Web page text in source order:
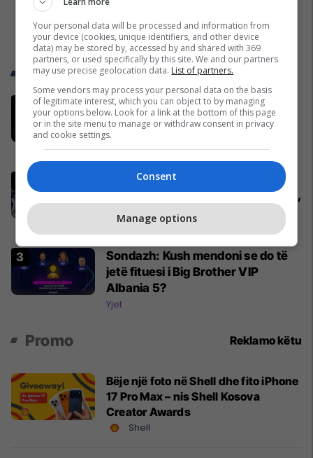
Trend Telegrafi
Tre të vdekur nga zjarri në
Malishevë, viktimat një i rritur dhe
dy fëmijë
Kronika e Zezë
Ndryshojnë rregullat për
deklarimin e parave 'cash' në kufi,
mund të bllokohen edhe shuma
nën 10 mijë euro
Sondazh: Kush mendoni se do të
jetë fituesi i Big Brother VIP
Albania 5?
Yjet
Promo Reklamo këtu
Bëje një foto në Shell dhe fito iPhone
17 Pro Max – nis Shell Kosova
Creator Awards
Shell
Your personal data will be processed and information from
your device (cookies, unique identifiers, and other device
data) may be stored by, accessed by and shared with 369
partners, or used specifically by this site. We and our partners
may use precise geolocation data. List of partners.
Some vendors may process your personal data on the basis
of legitimate interest, which you can object to by managing
your options below. Look for a link at the bottom of this page
or in the site menu to manage or withdraw consent in privacy
and cookie settings.
Consent
Manage options